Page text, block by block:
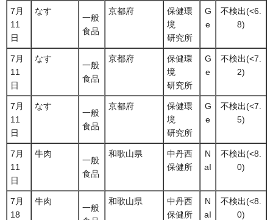
7月
11
日
なす
一般
食品
京都府
保健環
境
研究所
G
e
不検出(<6.
8)
7月
11
日
なす
一般
食品
京都府
保健環
境
研究所
G
e
不検出(<7.
2)
7月
11
日
なす
一般
食品
京都府
保健環
境
研究所
G
e
不検出(<7.
5)
7月
11
日
牛肉
一般
食品
和歌山県
中丹西
保健所
N
aI
不検出(<8.
0)
7月
18
牛肉
一般
和歌山県
中丹西
保健所
N
aI
不検出(<8.
0)